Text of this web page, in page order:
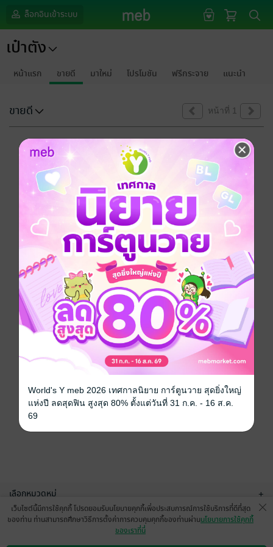
ล็อกอินเข้าระบบ
เป๋าตัง
หน้าแรก ขายดี มาใหม่ โปรโมชัน ฟรีกระจาย แนะนำ
ขายดี หน้าที่ 1
ขออภัยด้วยนะคะ
ไม่พบข้อมูลในหัวข้อที่คุณกำลังชมค่ะ
เลือกหมวดหมู่ +
บริการช่วยเหลือ
เว็บไซต์นี้มีการใช้คุกกี้ โปรดยอมรับนโยบายคุกกี้เพื่อประสบการณ์การใช้บริการที่ดีที่สุด
ของท่าน ท่านสามารถศึกษาวิธีการตั้งค่าการควบคุมคุกกี้ของท่านผ่านนโยบายการใช้คุกกี้
ของเราที่นี่
World's Y meb 2026 เทศกาลนิยาย การ์ตูนวาย สุดยิ่งใหญ่
แห่งปี ลดสุดฟิน สูงสุด 80% ตั้งแต่วันที่ 31 ก.ค. - 16 ส.ค.
69